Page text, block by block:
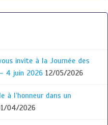
invite à la Journée des
4 juin 2026 12/05/2026
à l’honneur dans un
04/2026